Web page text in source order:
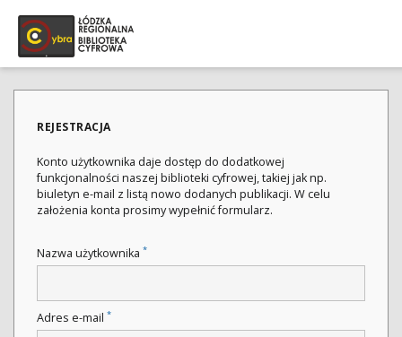
REJESTRACJA
Konto użytkownika daje dostęp do dodatkowej
funkcjonalności naszej biblioteki cyfrowej, takiej jak np.
biuletyn e-mail z listą nowo dodanych publikacji. W celu
założenia konta prosimy wypełnić formularz.
Nazwa użytkownika *
Adres e-mail *